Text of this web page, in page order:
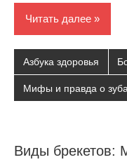
Читать далее
Азбука здоровья
Мифы и правда о
Виды брекетов: